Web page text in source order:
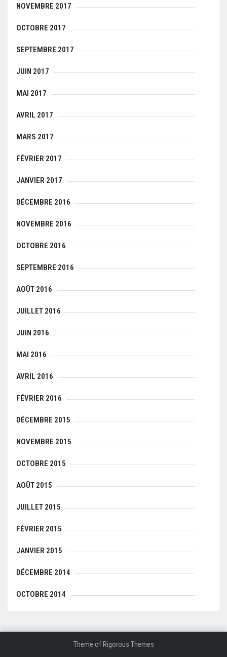
NOVEMBRE 2017
OCTOBRE 2017
SEPTEMBRE 2017
JUIN 2017
MAI 2017
AVRIL 2017
MARS 2017
FÉVRIER 2017
JANVIER 2017
DÉCEMBRE 2016
NOVEMBRE 2016
OCTOBRE 2016
SEPTEMBRE 2016
AOÛT 2016
JUILLET 2016
JUIN 2016
MAI 2016
AVRIL 2016
FÉVRIER 2016
DÉCEMBRE 2015
NOVEMBRE 2015
OCTOBRE 2015
AOÛT 2015
JUILLET 2015
FÉVRIER 2015
JANVIER 2015
DÉCEMBRE 2014
OCTOBRE 2014
Theme of Rigorous Themes